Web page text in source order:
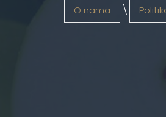
O nama